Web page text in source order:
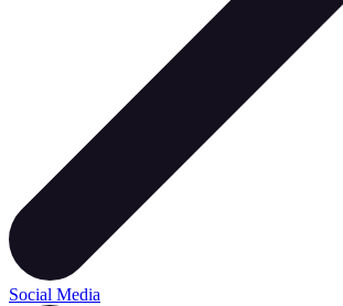
Social Media